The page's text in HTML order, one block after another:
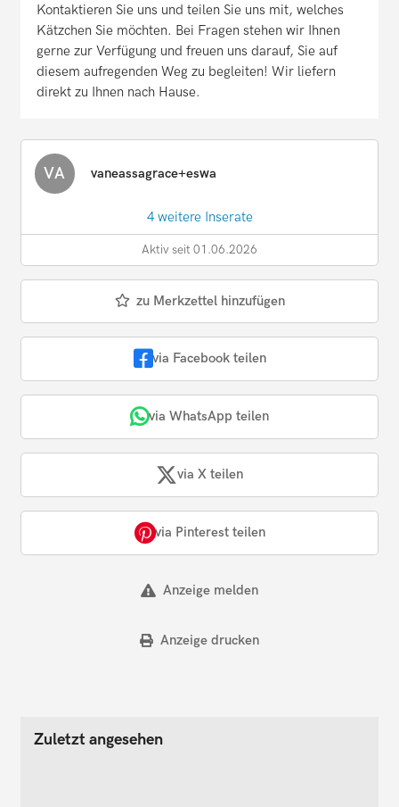
Kontaktieren Sie uns und teilen Sie uns mit, welches
Kätzchen Sie möchten. Bei Fragen stehen wir Ihnen
gerne zur Verfügung und freuen uns darauf, Sie auf
diesem aufregenden Weg zu begleiten! Wir liefern
direkt zu Ihnen nach Hause.
VA vaneassagrace+eswa
4 weitere Inserate
Aktiv seit 01.06.2026
zu Merkzettel hinzufügen
via Facebook teilen
via WhatsApp teilen
via X teilen
via Pinterest teilen
Anzeige melden
Anzeige drucken
Zuletzt angesehen